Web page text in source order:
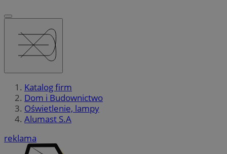
Katalog firm
Dom i Budownictwo
Oświetlenie, lampy
Alumast S.A
reklama